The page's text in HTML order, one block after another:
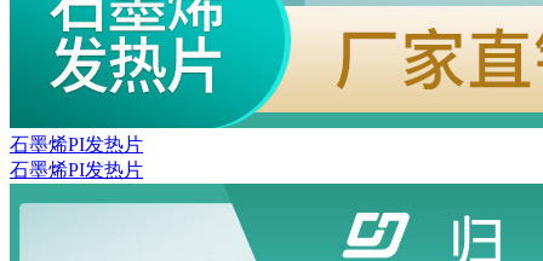
石墨烯PI发热片
石墨烯PI发热片